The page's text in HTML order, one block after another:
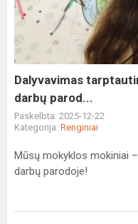
kūrybinių
darbų
parod...
Dalyvavimas
darbų parod...
Paskelbta: 2025-12-22
Kategorija: Renginiai
Mūsų mokyklos mokiniai
darbų parodoje!